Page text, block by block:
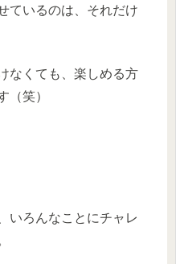
ているのは、それだけ
なくても、楽しめる方
（笑）
いろんなことにチャレ